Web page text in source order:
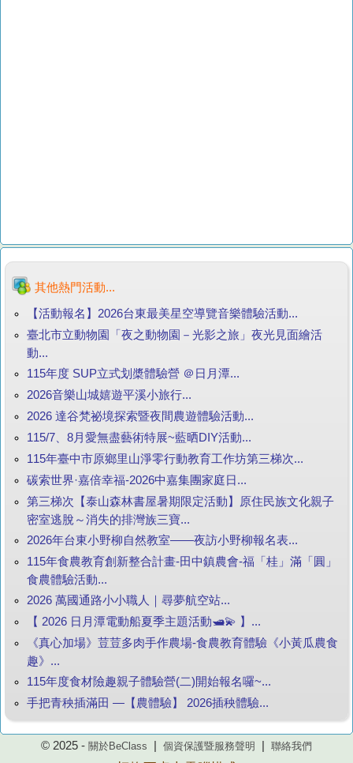
其他熱門活動...
【活動報名】2026台東最美星空導覽音樂體驗活動...
臺北市立動物園「夜之動物園－光影之旅」夜光見面繪活
動...
115年度 SUP立式划槳體驗營 ＠日月潭...
2026音樂山城嬉遊平溪小旅行...
2026 達谷梵祕境探索暨夜間農遊體驗活動...
115/7、8月愛無盡藝術特展~藍晒DIY活動...
115年臺中市原鄉里山淨零行動教育工作坊第三梯次...
碳索世界·嘉倍幸福-2026中嘉集團家庭日...
第三梯次【泰山森林書屋暑期限定活動】原住民族文化親子
密室逃脫～消失的排灣族三寶...
2026年台東小野柳自然教室——夜訪小野柳報名表...
115年食農教育創新整合計畫-田中鎮農會-福「桂」滿「圓」
食農體驗活動...
2026 萬國通路小小職人｜尋夢航空站...
【 2026 日月潭電動船夏季主題活動🛥️💫 】...
《真心加場》荳荳多肉手作農場-食農教育體驗《小黃瓜農食
趣》...
115年度食材險趣親子體驗營(二)開始報名囉~...
手把青秧插滿田 —【農體驗】 2026插秧體驗...
© 2025 - 關於BeClass 個資保護暨服務聲明 聯絡我們